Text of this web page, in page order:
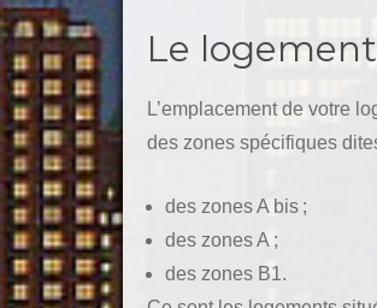
Le
L’emplacement de votre
des zones spécifiques
des zones A bis ;
des zones A ;
des zones B1.